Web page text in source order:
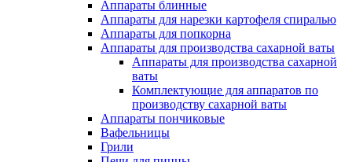
Аппараты блинные
Аппараты для нарезки картофеля спиралью
Аппараты для попкорна
Аппараты для производства сахарной ваты
Аппараты для производства сахарной
ваты
Комплектующие для аппаратов по
производству сахарной ваты
Аппараты пончиковые
Вафельницы
Грили